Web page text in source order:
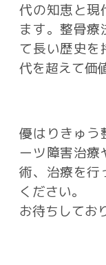
代の知恵と現
ます。整骨療
て長い歴史を
代を超えて価
優はりきゅう
ーツ障害治療
術、治療を行
ください。
お待ちしてお